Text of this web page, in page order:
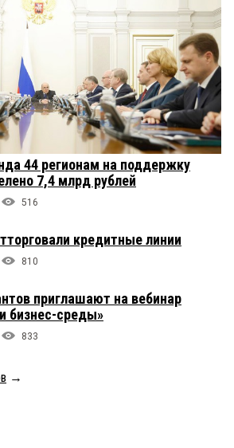
44 регионам на поддержку
7,4 млрд рублей
516
кредитные линии
810
приглашают на вебинар
бизнес-среды»
833
→